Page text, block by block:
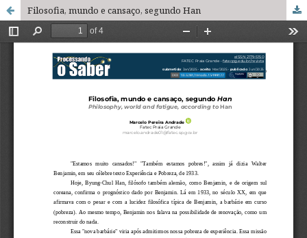
Filosofia, mundo e cansaço, segundo Han